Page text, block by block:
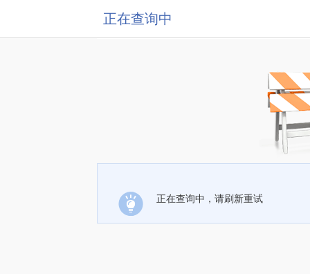
正在查询中
正在查询中，请刷新重试